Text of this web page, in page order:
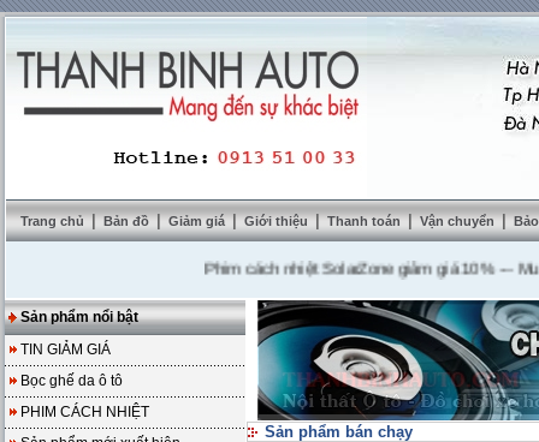
Trang chủ | Bản đồ | Giảm giá | Giới thiệu | Thanh toán | Vận chuyển |
Phim cách nhiệt SolarZone giảm giá 10%---Mua
Sản phẩm nổi bật
TIN GIẢM GIÁ
Bọc ghế da ô tô
PHIM CÁCH NHIỆT
Sản phẩm bán chạy